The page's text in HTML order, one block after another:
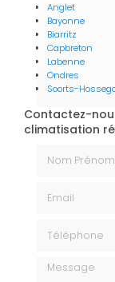
Anglet
Bayonne
Biarritz
Capbreton
Labenne
Ondres
Soorts-
Contactez-
climatisation
Message